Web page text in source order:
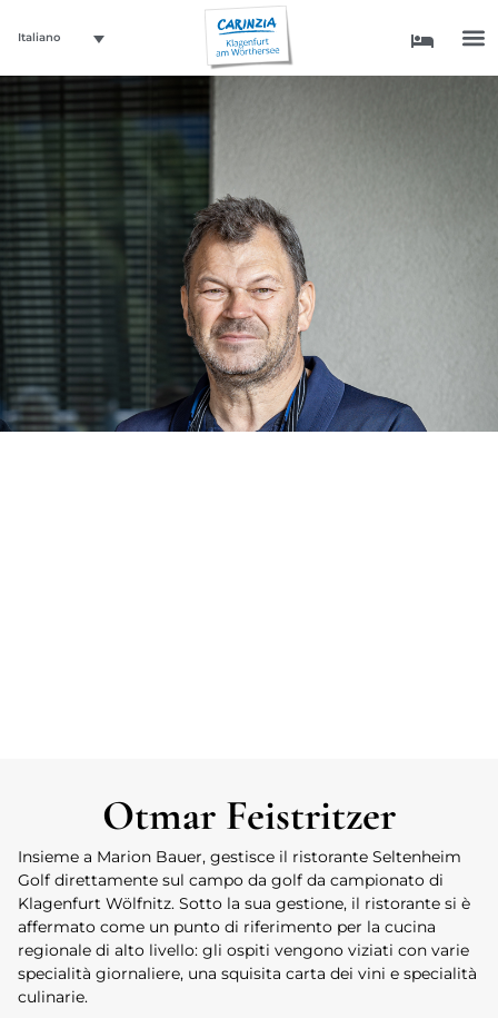
Italiano
Otmar Feistritzer
Insieme a Marion Bauer, gestisce il ristorante Seltenheim
Golf direttamente sul campo da golf da campionato di
Klagenfurt Wölfnitz. Sotto la sua gestione, il ristorante si è
affermato come un punto di riferimento per la cucina
regionale di alto livello: gli ospiti vengono viziati con varie
specialità giornaliere, una squisita carta dei vini e specialità
culinarie.